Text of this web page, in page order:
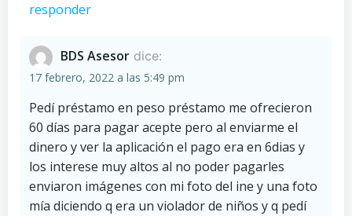
responder
BDS Asesor dice:
17 febrero, 2022 a las 5:49 pm
Pedí préstamo en peso préstamo me ofrecieron
60 días para pagar acepte pero al enviarme el
dinero y ver la aplicación el pago era en 6dias y
los interese muy altos al no poder pagarles
enviaron imágenes con mi foto del ine y una foto
mía diciendo q era un violador de niños y q pedí